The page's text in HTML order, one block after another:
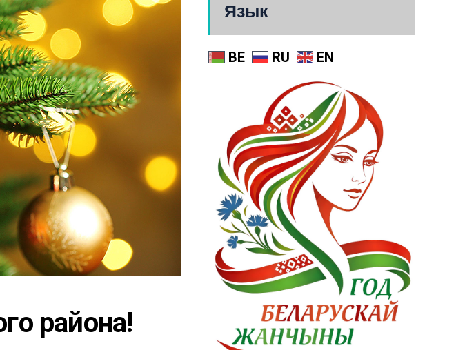
района!
Язык
BE RU EN